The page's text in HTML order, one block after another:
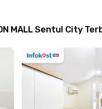
MALL Sentul City